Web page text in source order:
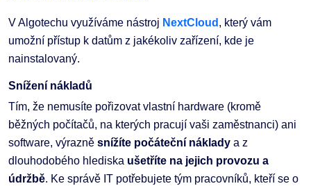
V Algotechu využíváme nástroj NextCloud , který vám
umožní přístup k datům z jakékoliv zařízení, kde je
nainstalovaný.
Snížení nákladů
Tím, že nemusíte pořizovat vlastní hardware (kromě
běžných počítačů, na kterých pracují vaši zaměstnanci) ani
software, výrazně snížíte počáteční náklady a z
dlouhodobého hlediska ušetříte na jejich provozu a
údržbě. Ke správě IT potřebujete tým pracovníků, kteří se o